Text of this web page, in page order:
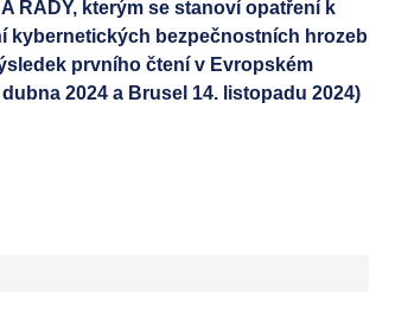
RADY, kterým se stanoví opatření k
kybernetických bezpečnostních hrozeb
prvního čtení v Evropském
2024 a Brusel 14. listopadu 2024)